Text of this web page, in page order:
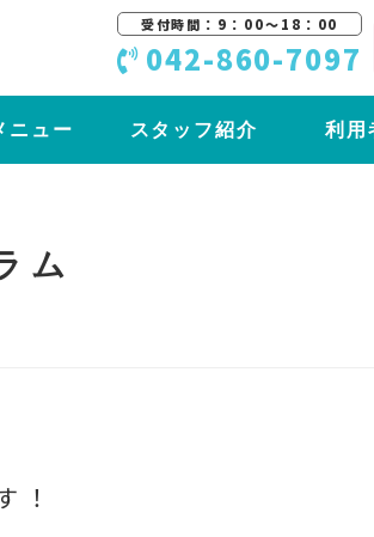
受付時間：9：00〜18：00
042-860-7097
ニュー スタッフ紹介 利用
ム
催します！